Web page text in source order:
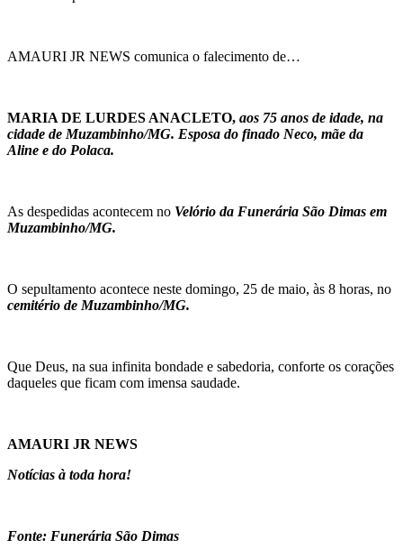
AMAURI JR NEWS comunica o falecimento de…
MARIA DE LURDES ANACLETO, aos 75 anos de idade, na
cidade de Muzambinho/MG. Esposa do finado Neco, mãe da
Aline e do Polaca.
As despedidas acontecem no Velório da Funerária São Dimas em
Muzambinho/MG.
O sepultamento acontece neste domingo, 25 de maio, às 8 horas, no
cemitério de Muzambinho/MG.
Que Deus, na sua infinita bondade e sabedoria, conforte os corações
daqueles que ficam com imensa saudade.
AMAURI JR NEWS
Notícias à toda hora!
Fonte: Funerária São Dimas